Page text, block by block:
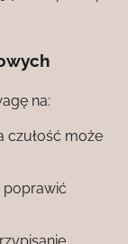
na:
czułość może
poprawić